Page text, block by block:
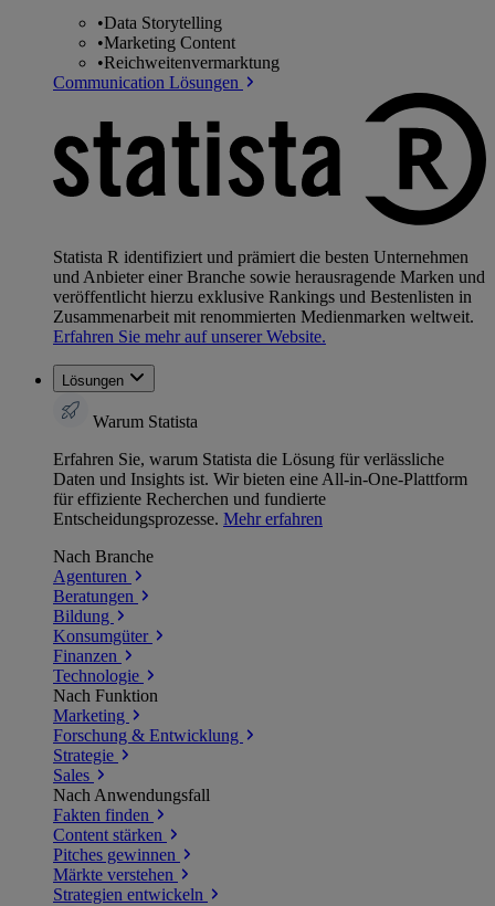
•Data Storytelling
•Marketing Content
•Reichweitenvermarktung
Communication Lösungen
Statista R identifiziert und prämiert die besten Unternehmen
und Anbieter einer Branche sowie herausragende Marken und
veröffentlicht hierzu exklusive Rankings und Bestenlisten in
Zusammenarbeit mit renommierten Medienmarken weltweit.
Erfahren Sie mehr auf unserer Website.
Lösungen
Warum Statista
Erfahren Sie, warum Statista die Lösung für verlässliche
Daten und Insights ist. Wir bieten eine All-in-One-Plattform
für effiziente Recherchen und fundierte
Entscheidungsprozesse. Mehr erfahren
Nach Branche
Agenturen
Beratungen
Bildung
Konsumgüter
Finanzen
Technologie
Nach Funktion
Marketing
Forschung & Entwicklung
Strategie
Sales
Nach Anwendungsfall
Fakten finden
Content stärken
Pitches gewinnen
Märkte verstehen
Strategien entwickeln